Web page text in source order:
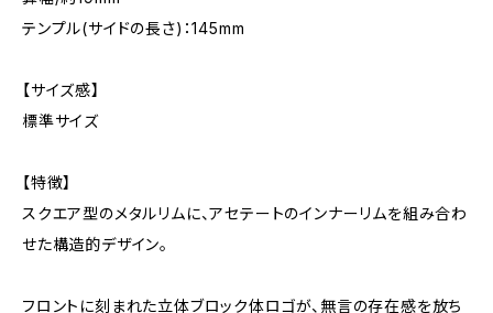
テンプル(サイドの長さ)：145mm
【サイズ感】
標準サイズ
【特徴】
スクエア型のメタルリムに、アセテートのインナーリムを組み合わ
せた構造的デザイン。
フロントに刻まれた立体ブロック体ロゴが、無言の存在感を放ち